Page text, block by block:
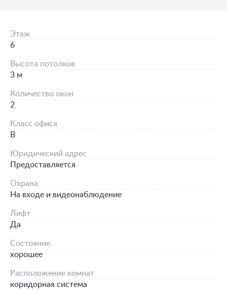
Этаж
6
Высота потолков
3 м
Количество окон
2
Класс офиса
B
Юридический адрес
Предоставляется
Охрана
На входе и видеонаблюдение
Лифт
Да
Состояние
хорошее
Расположение комнат
коридорная система